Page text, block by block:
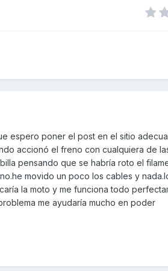
espero poner el post en el sitio
accionó el freno con cualquiera de
pensando que se habría roto el
movido un poco los cables y
la moto y me funciona todo
me ayudaría mucho en poder